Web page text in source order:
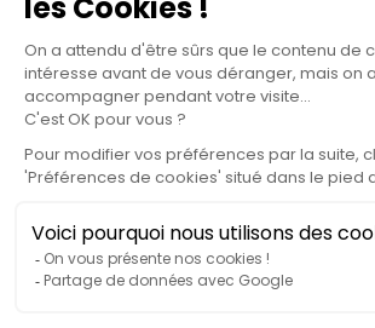
S'ABONNER
© 2025 CyberFreelance. Tous droits
Politique de confidentialité
Conditions d'utilisation